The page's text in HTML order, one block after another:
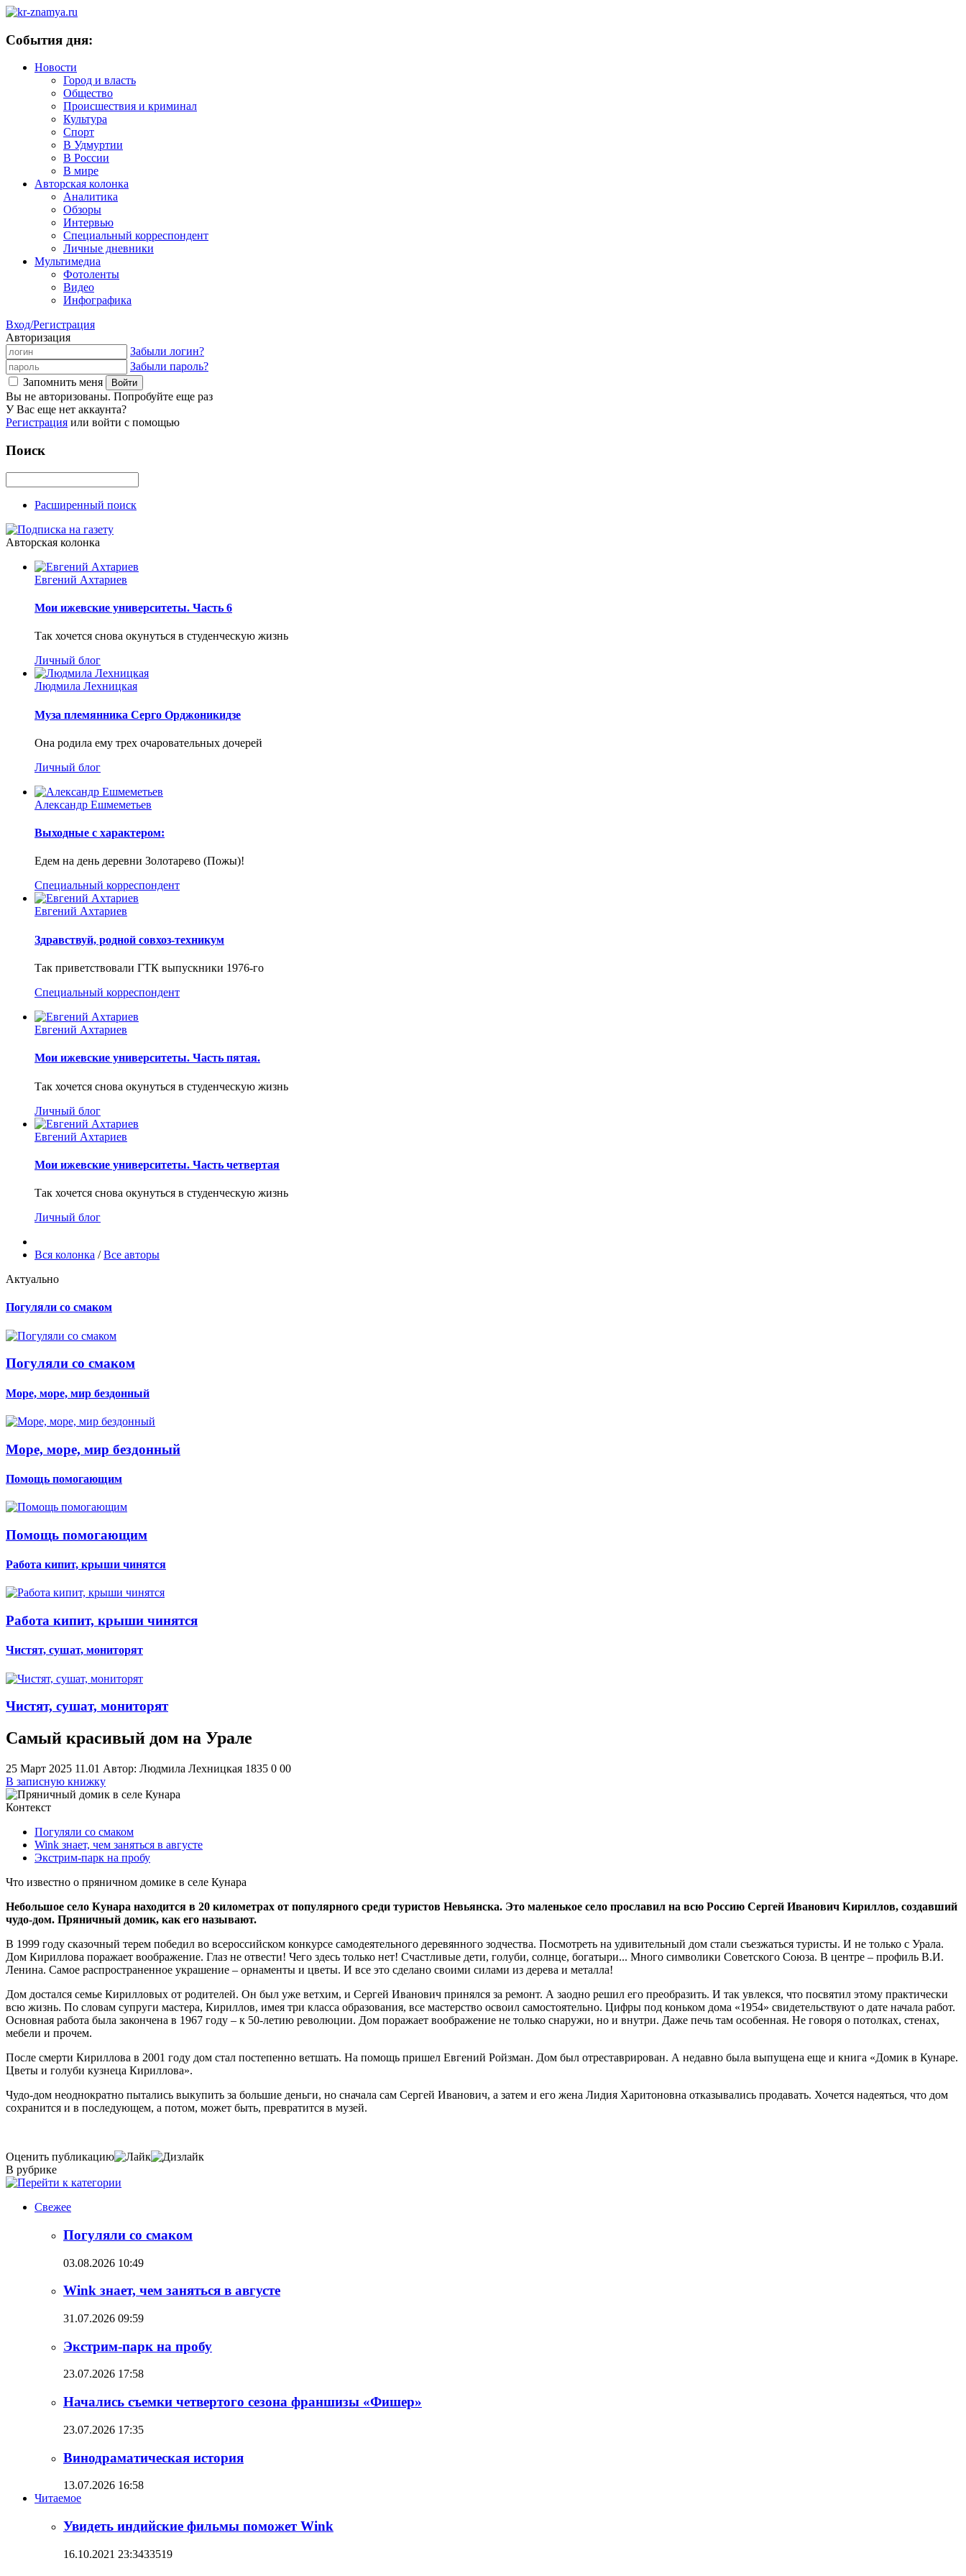
События дня:
Новости
Город и власть
Общество
Происшествия и криминал
Культура
Спорт
В Удмуртии
В России
В мире
Авторская колонка
Аналитика
Обзоры
Интервью
Специальный корреспондент
Личные дневники
Мультимедиа
Фотоленты
Видео
Инфографика
Вход/Регистрация
Авторизация
Забыли логин?
Забыли пароль?
Запомнить меня
Вы не авторизованы. Попробуйте еще раз
У Вас еще нет аккаунта?
Регистрация или войти с помощью
Поиск
Расширенный поиск
Авторская колонка
Евгений Ахтариев
Мои ижевские университеты. Часть 6
Так хочется снова окунуться в студенческую жизнь
Личный блог
Людмила Лехницкая
Муза племянника Серго Орджоникидзе
Она родила ему трех очаровательных дочерей
Личный блог
Александр Ешмеметьев
Выходные с характером:
Едем на день деревни Золотарево (Пожы)!
Специальный корреспондент
Евгений Ахтариев
Здравствуй, родной совхоз-техникум
Так приветствовали ГТК выпускники 1976-го
Специальный корреспондент
Евгений Ахтариев
Мои ижевские университеты. Часть пятая.
Так хочется снова окунуться в студенческую жизнь
Личный блог
Евгений Ахтариев
Мои ижевские университеты. Часть четвертая
Так хочется снова окунуться в студенческую жизнь
Личный блог
Вся колонка /Все авторы
Актуально
Погуляли со смаком
Погуляли со смаком
Море, море, мир бездонный
Море, море, мир бездонный
Помощь помогающим
Помощь помогающим
Работа кипит, крыши чинятся
Работа кипит, крыши чинятся
Чистят, сушат, мониторят
Чистят, сушат, мониторят
Самый красивый дом на Урале
25 Март 2025 11.01 Автор: Людмила Лехницкая 1835 0 00
В записную книжку
Контекст
Погуляли со смаком
Wink знает, чем заняться в августе
Экстрим-парк на пробу
Что известно о пряничном домике в селе Кунара
Небольшое село Кунара находится в 20 километрах от популярного среди туристов Невьянска. Это маленькое село прославил на всю Россию Сергей Иванович Кириллов, создавший
чудо-дом. Пряничный домик, как его называют.
В 1999 году сказочный терем победил во всероссийском конкурсе самодеятельного деревянного зодчества. Посмотреть на удивительный дом стали съезжаться туристы. И не только с Урала.
Дом Кириллова поражает воображение. Глаз не отвести! Чего здесь только нет! Счастливые дети, голуби, солнце, богатыри... Много символики Советского Союза. В центре – профиль В.И.
Ленина. Самое распространенное украшение – орнаменты и цветы. И все это сделано своими силами из дерева и металла!
Дом достался семье Кирилловых от родителей. Он был уже ветхим, и Сергей Иванович принялся за ремонт. А заодно решил его преобразить. И так увлекся, что посвятил этому практически
всю жизнь. По словам супруги мастера, Кириллов, имея три класса образования, все мастерство освоил самостоятельно. Цифры под коньком дома «1954» свидетельствуют о дате начала работ.
Основная работа была закончена в 1967 году – к 50-летию революции. Дом поражает воображение не только снаружи, но и внутри. Даже печь там особенная. Не говоря о потолках, стенах,
мебели и прочем.
После смерти Кириллова в 2001 году дом стал постепенно ветшать. На помощь пришел Евгений Ройзман. Дом был отреставрирован. А недавно была выпущена еще и книга «Домик в Кунаре.
Цветы и голуби кузнеца Кириллова».
Чудо-дом неоднократно пытались выкупить за большие деньги, но сначала сам Сергей Иванович, а затем и его жена Лидия Харитоновна отказывались продавать. Хочется надеяться, что дом
сохранится и в последующем, а потом, может быть, превратится в музей.
Оценить публикацию
В рубрике
Свежее
Погуляли со смаком
03.08.2026 10:49
Wink знает, чем заняться в августе
31.07.2026 09:59
Экстрим-парк на пробу
23.07.2026 17:58
Начались съемки четвертого сезона франшизы «Фишер»
23.07.2026 17:35
Винодраматическая история
13.07.2026 16:58
Читаемое
Увидеть индийские фильмы поможет Wink
16.10.2021 23:3433519